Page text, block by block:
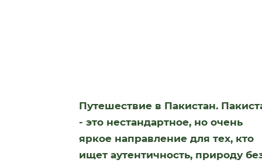
Путешествие в Пакистан.
- это нестандартное, но очень
яркое направление для тех, кто
ищет аутентичность, природу